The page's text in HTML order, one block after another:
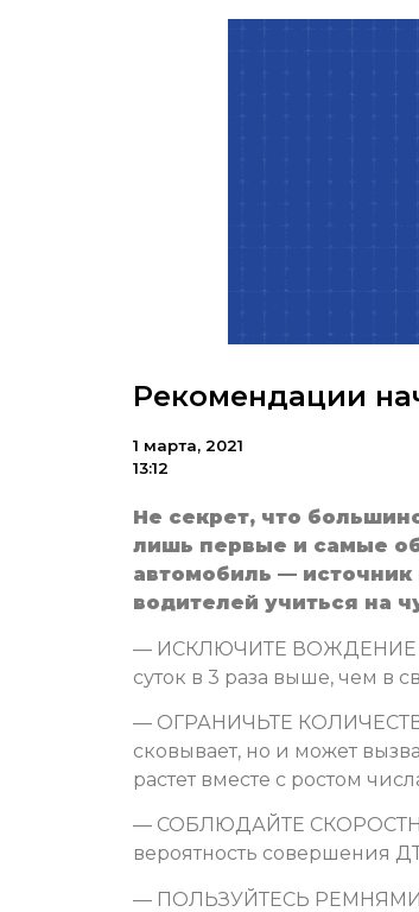
Рекомендации
1 марта, 2021
13:12
Не секрет, что
лишь первые и самые
автомобиль —
водителей учиться на
— ИСКЛЮЧИТЕ ВОЖДЕНИЕ В
суток в 3 раза выше, чем в
— ОГРАНИЧЬТЕ
сковывает, но и может
растет вместе с ростом
— СОБЛЮДАЙТЕ
вероятность совершения
— ПОЛЬЗУЙТЕСЬ РЕМНЯМИ